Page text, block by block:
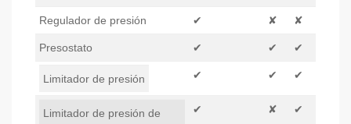
Regulador de presión ✔ ✘ ✘
Presostato ✔ ✔ ✔
Limitador de presión ✔ ✔ ✔
Limitador de presión de
✔ ✘ ✔